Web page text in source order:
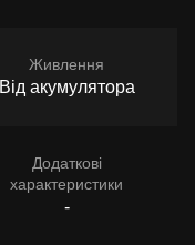
Живлення
Від акумулятора
Додаткові
характеристики
-